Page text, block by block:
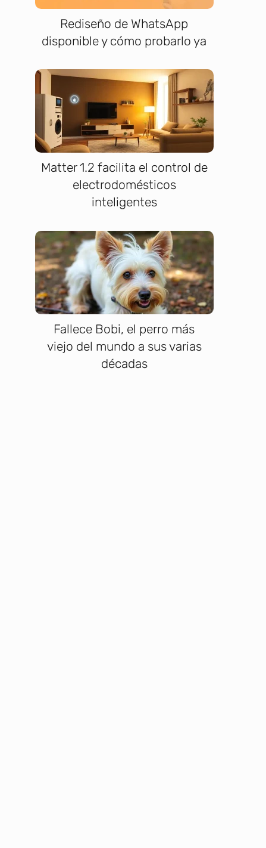
Rediseño de WhatsApp
disponible y cómo probarlo ya
Matter 1.2 facilita el control de
electrodomésticos
inteligentes
Fallece Bobi, el perro más
viejo del mundo a sus varias
décadas